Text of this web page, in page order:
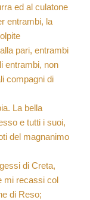
ed al culatone
entrambi, la
pari, entrambi
entrambi, non
compagni di
La bella
e tutti i suoi,
del magnanimo
di Creta,
mi recassi col
di Reso;